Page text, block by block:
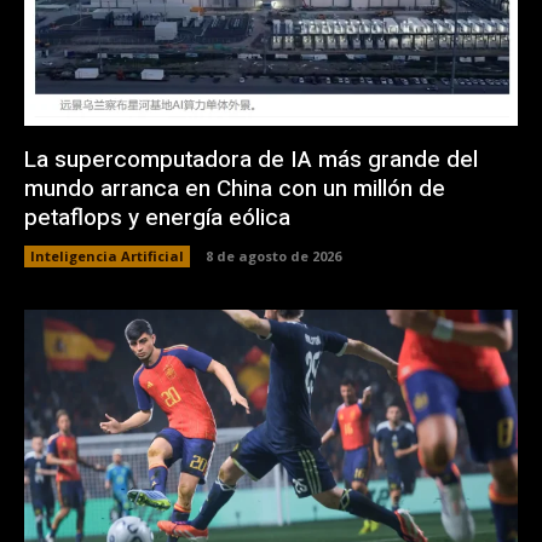
La supercomputadora de IA más grande del
mundo arranca en China con un millón de
petaflops y energía eólica
Inteligencia Artificial 8 de agosto de 2026